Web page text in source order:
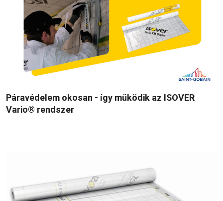
Páravédelem okosan - így működik az ISOVER
Vario® rendszer